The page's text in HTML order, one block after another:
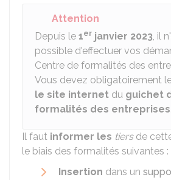
Attention
Depuis le 1er janvier 2023, il
possible d'effectuer vos
Centre de formalités des
Vous devez obligatoirement
le site internet du guichet
formalités des entreprises
Il faut informer les tiersde
le biais des formalités suivantes :
Insertion dans un